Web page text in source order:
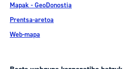
Mapak - GeoDonostia
Prentsa-aretoa
Web-mapa